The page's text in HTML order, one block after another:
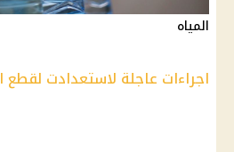
المياه
اجراءات عاجلة لاستعدادت لقطع